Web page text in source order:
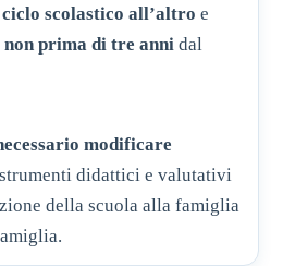
ciclo scolastico all’altro e
non prima di tre anni dal
modificare
didattici e valutativi
della scuola alla famiglia